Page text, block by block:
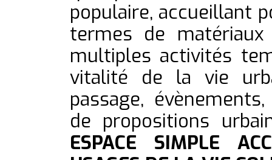
populaire, accueillant
termes de
multiples activités
vitalité de la vie
passage,
de propositions
ESPACE SIMPLE